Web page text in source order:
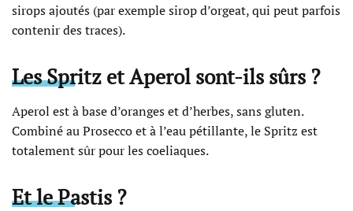
sirops ajoutés (par exemple sirop d’orgeat, qui peut parfois
contenir des traces).
Les Spritz et Aperol sont-ils sûrs ?
Aperol est à base d’oranges et d’herbes, sans gluten.
Combiné au Prosecco et à l’eau pétillante, le Spritz est
totalement sûr pour les coeliaques.
Et le Pastis ?